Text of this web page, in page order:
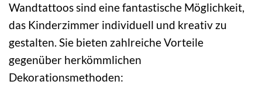
Wandtattoos sind eine fantastische Möglichkeit,
das Kinderzimmer individuell und kreativ zu
gestalten. Sie bieten zahlreiche Vorteile
gegenüber herkömmlichen
Dekorationsmethoden: